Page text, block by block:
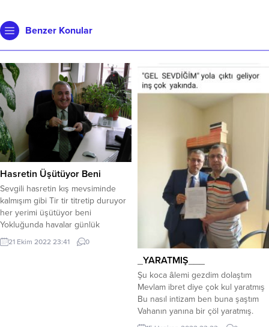
Benzer Konular
Hasretin Üşütüyor Beni
Sevgili hasretin kış mevsiminde
kalmışım gibi Tir tir titretip duruyor
her yerimi üşütüyor beni
Yokluğunda havalar günlük
güneşlik olsa da Kar yağıyor
gidişinle ıpıssız kalmış gönül
21 Ekim 2022 23:41 0
_YARATMIŞ___
Şu koca âlemi gezdim dolaştım
Mevlam ibret diye çok kul yaratmış
Bu nasıl intizam ben buna şaştım
Vahanın yanına bir çöl yaratmış.
Seven sevdiğine aşk ile bakar